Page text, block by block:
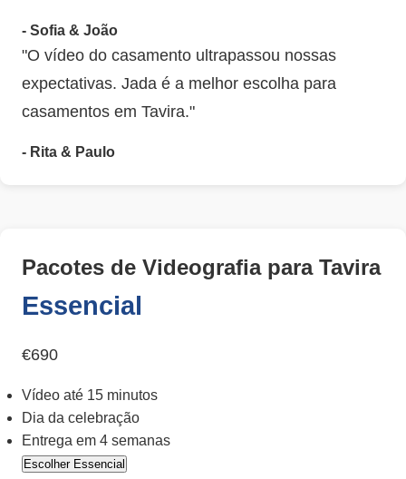
- Sofia & João
"O vídeo do casamento ultrapassou nossas
expectativas. Jada é a melhor escolha para
casamentos em Tavira."
- Rita & Paulo
Pacotes de Videografia para Tavira
Essencial
€690
Vídeo até 15 minutos
Dia da celebração
Entrega em 4 semanas
Escolher Essencial